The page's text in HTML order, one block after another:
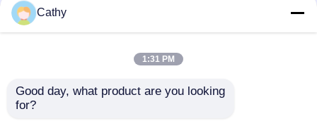
Alle Gevallen
CAD Plotterdocument
NCR-papier zonder koolstof
100 mm
Cathy
1:31 PM
Good day, what product are you looking
for?